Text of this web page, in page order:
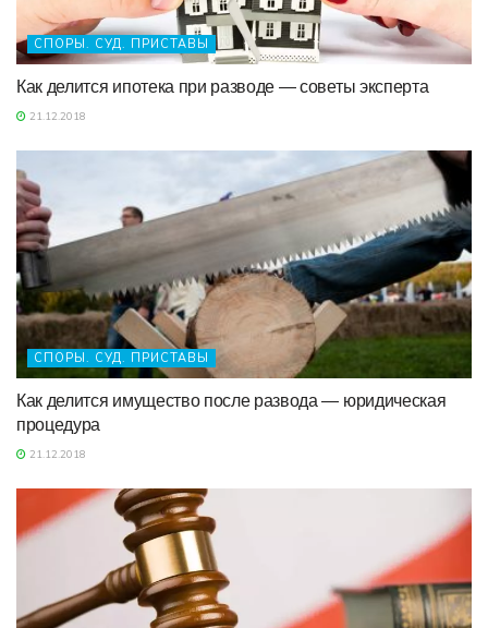
СПОРЫ. СУД. ПРИСТАВЫ
Как делится ипотека при разводе — советы эксперта
21.12.2018
СПОРЫ. СУД. ПРИСТАВЫ
Как делится имущество после развода — юридическая
процедура
21.12.2018